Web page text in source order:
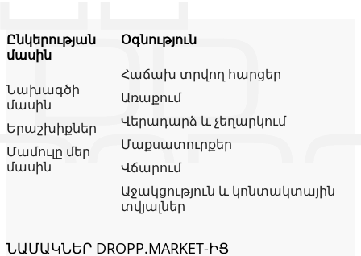
Ընկերության
մասին
Նախագծի
մասին
Երաշխիքներ
Մամուլը մեր
մասին
Օգնություն
Հաճախ տրվող հարցեր
Առաքում
Վերադարձ և չեղարկում
Մաքսատուրքեր
Վճարում
Աջակցություն և կոնտակտային
տվյալներ
ՆԱՄԱԿՆԵՐ DROPP.MARKET-ԻՑ